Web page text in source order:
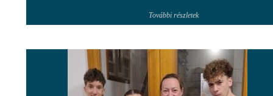
További részletek